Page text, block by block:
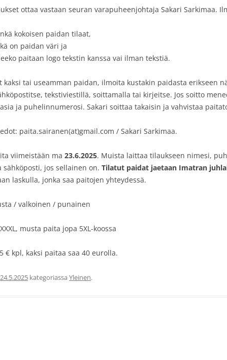
ottaa vastaan seuran varapuheenjohtaja Sakari Sarkimaa.
kokoisen paidan tilaat,
on paidan väri ja
paitaan logo tekstin kanssa vai ilman tekstiä.
kaksi tai useamman paidan, ilmoita kustakin paidasta erikseen
tekstiviestillä, soittamalla tai kirjeitse. Jos soitto
ja puhelinnumerosi. Sakari soittaa takaisin ja vahvistaa
paita.sairanen(at)gmail.com / Sakari Sarkimaa.
viimeistään ma 23.6.2025. Muista laittaa tilaukseen nimesi,
sähköposti, jos sellainen on. Tilatut paidat jaetaan Imatran
laskulla, jonka saa paitojen yhteydessä.
/ valkoinen / punainen
musta paita jopa 5XL-koossa
€ kpl, kaksi paitaa saa 40 eurolla.
24.5.2025 kategoriassa Yleinen.